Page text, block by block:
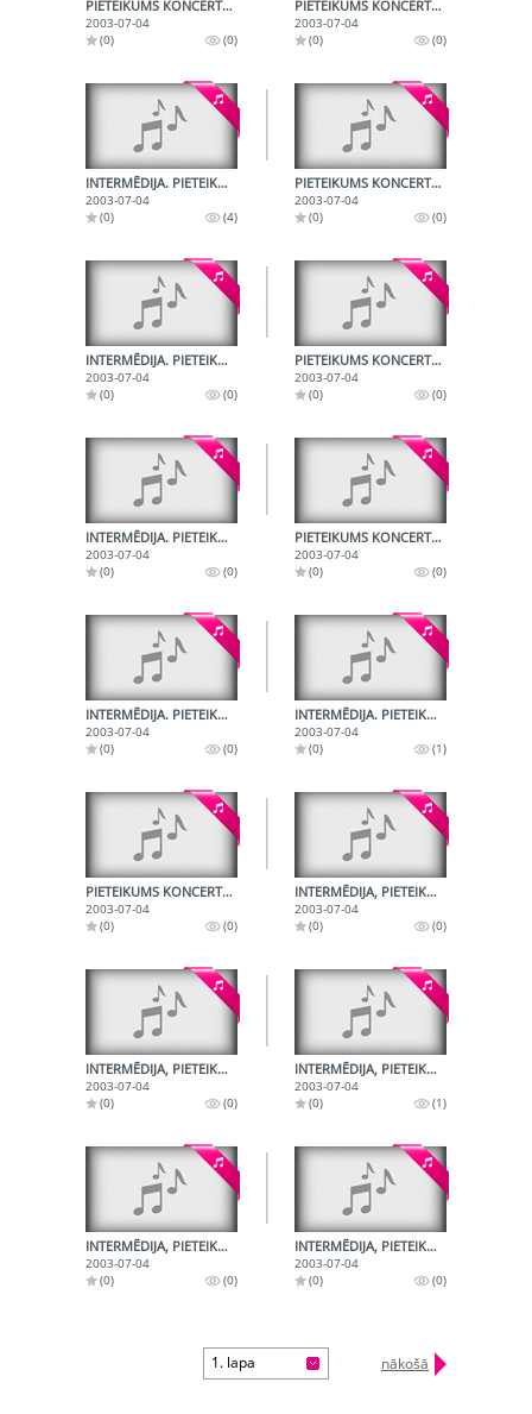
PIETEIKUMS KONCERTA "TEIKSAMA PAR LATVIETI" NĀKAMAJAM NUMURAM
2003-07-04
(0)
(0)
PIETEIKUMS KONCERTA "TEIKSAMA PAR LATVIETI" NĀKAMAJAM NUMURAM
2003-07-04
(0)
(0)
INTERMĒDIJA. PIETEIKUMS KONCERTA "TEIKSMA PAR LATVIETI" NĀKAMAJAM NUMURAM
2003-07-04
(0)
(4)
PIETEIKUMS KONCERTA "TEIKSAMA PAR LATVIETI" NĀKAMAJAM NUMURAM
2003-07-04
(0)
(0)
INTERMĒDIJA. PIETEIKUMS KONCERTA "TEIKSMA PAR LATVIETI" NĀKAMAJAM NUMURAM
2003-07-04
(0)
(0)
PIETEIKUMS KONCERTA "TEIKSAMA PAR LATVIETI" NĀKAMAJAM NUMURAM
2003-07-04
(0)
(0)
INTERMĒDIJA. PIETEIKUMS KONCERTA "TEIKSMA PAR LATVIETI" NĀKAMAJAM NUMURAM
2003-07-04
(0)
(0)
PIETEIKUMS KONCERTA "TEIKSAMA PAR LATVIETI" NĀKAMAJAM NUMURAM
2003-07-04
(0)
(0)
INTERMĒDIJA. PIETEIKUMS KONCERTA "TEIKSMA PAR LATVIETI" NĀKAMAJAM NUMURAM
2003-07-04
(0)
(0)
INTERMĒDIJA. PIETEIKUMS KONCERTA "TEIKSMA PAR LATVIETI" NĀKAMAJAM NUMURAM
2003-07-04
(0)
(1)
PIETEIKUMS KONCERTA "TEIKSAMA PAR LATVIETI" NĀKAMAJAM NUMURAM
2003-07-04
(0)
(0)
INTERMĒDIJA, PIETEIKUMS KONCERTĀ "TEIKSMA PAR LATVIETI"
2003-07-04
(0)
(0)
INTERMĒDIJA, PIETEIKUMS KONCERTĀ "TEIKSMA PAR LATVIETI"
2003-07-04
(0)
(0)
INTERMĒDIJA, PIETEIKUMS KONCERTĀ "TEIKSMA PAR LATVIETI"
2003-07-04
(0)
(1)
INTERMĒDIJA, PIETEIKUMS KONCERTĀ "TEIKSMA PAR LATVIETI"
2003-07-04
(0)
(0)
INTERMĒDIJA, PIETEIKUMS KONCERTĀ "TEIKSMA PAR LATVIETI"
2003-07-04
(0)
(0)
1. lapa nākošā